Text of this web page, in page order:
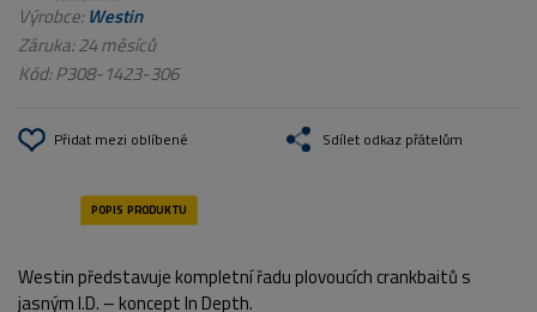
Výrobce:Westin
Záruka: 24 měsíců
Kód:P308-1423-306
Přidat mezi oblíbené Sdílet odkaz přátelům
Westin představuje kompletní řadu plovoucích crankbaitů s
jasným I.D. – koncept In Depth.